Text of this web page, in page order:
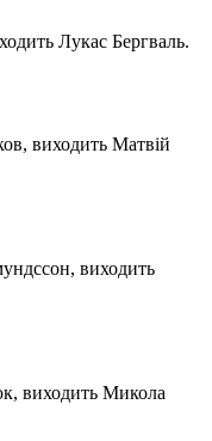
Лукас Бергваль.
виходить Матвій
виходить
виходить Микола